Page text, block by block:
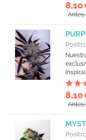
8,10
8,10